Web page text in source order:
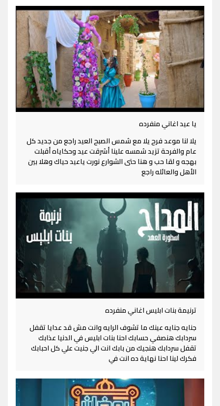
يا عيد اغاني منفرده
يلا لنا موعد فرح يلا مع شمس الصبح العيد راجع من جديد كل
عام والفرحة تزيد شمسه علينا أشرقت عيد وحكاياه أقبلت
بهجه و لقا حب و هنا حتى الشوارع نورت ياعيد حياك وهلا بين
الأهل والعائله راجع
ترنيمة بنات ابليس اغاني منفرده
جنايه جنايه عينك ما تشوف الرايه وانت مش قد عدايا تقفل
سردابك هنصفي حسابك احنا بنات ابليس في الدنيا عذابك
تقفل سردابك هنجيك من بابك انت الي جنيت علي كل احبابك
فكرك لينا احنا نهاية ده انت في